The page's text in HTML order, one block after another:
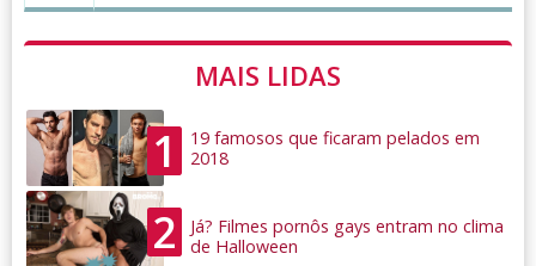
MAIS LIDAS
1
19 famosos que ficaram pelados em
2018
2
Já? Filmes pornôs gays entram no clima
de Halloween